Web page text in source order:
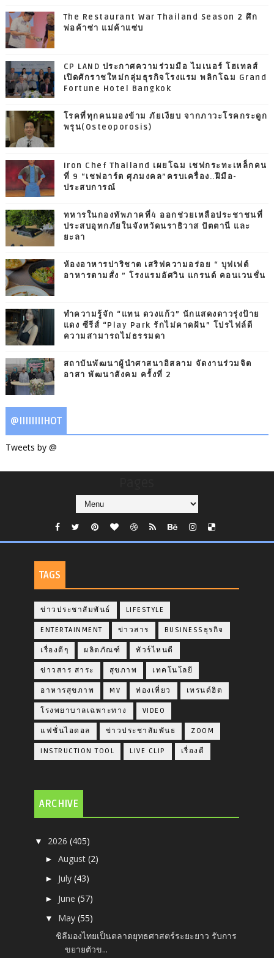
The Restaurant War Thailand Season 2 ศึก
พ่อค้าซ่า แม่ค้าแซ่บ
CP LAND ประกาศความร่วมมือ ไมเนอร์ โฮเทลส์
เปิดศักราชใหม่กลุ่มธุรกิจโรงแรม พลิกโฉม Grand
Fortune Hotel Bangkok
โรคที่ทุกคนมองข้าม ภัยเงียบ จากภาวะโรคกระดูก
พรุน(Osteoporosis)
Iron Chef Thailand เผยโฉม เชฟกระทะเหล็กคน
ที่ 9 “เชฟอาร์ต ศุภมงคล”ครบเครื่อง..ฝีมือ-
ประสบการณ์
ทหารในกองทัพภาคที่4 ออกช่วยเหลือประชาชนที่
ประสบอุทกภัยในจังหวัดนราธิวาส ปัตตานี และ
ยะลา
ห้องอาหารปาริชาต เสริฟความอร่อย “ บุฟเฟต์
อาหารตามสั่ง ” โรงแรมอัศวิน แกรนด์ คอนเวนชั่น
ทำความรู้จัก “แทน ดวงแก้ว” นักแสดงดาวรุ่งป้าย
แดง ซีรีส์ “Play Park รักไม่คาดฝัน” โปรไฟล์ดี
ความสามารถไม่ธรรมดา
สถาบันพัฒนาผู้นำศาสนาอิสลาม จัดงานร่วมจิต
อาสา พัฒนาสังคม ครั้งที่ 2
@IIIIIIIIHOT
Tweets by @
TAGS
ข่าวประชาสัมพันธ์ LIFESTYLE
ENTERTAINMENT ข่าวสาร BUSINESSธุรกิจ
เรื่องดีๆ ผลิตภัณฑ์ ทัวร์ไหนดี
ข่าวสาร สาระ สุขภาพ เทคโนโลยี
อาหารสุขภาพ MV ท่องเที่ยว เทรนด์ฮิต
โรงพยาบาลเฉพาะทาง VIDEO
แฟชั่นไอดอล ข่าวประชาสัมพันธ ZOOM
INSTRUCTION TOOL LIVE CLIP เรื่องดี
ARCHIVE
▼ 2026(405)
►August(2)
► July(43)
► June(57)
▼ May(55)
ชิลีมองไทยเป็นตลาดยุทธศาสตร์ระยะยาว รับการ
ขยายตัวข...